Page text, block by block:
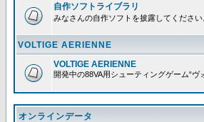
自作ソフトライブラリ
みなさんの自作ソフトを披露してくださ
VOLTIGE AERIENNE
VOLTIGE AERIENNE
開発中の88VA用シューティングゲーム“
オンラインデータ